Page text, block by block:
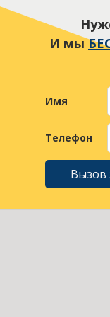
И мы
Имя
Телефон